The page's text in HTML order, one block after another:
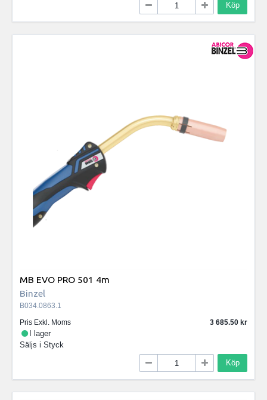
Köp
MB EVO PRO 501 4m
Binzel
B034.0863.1
Pris Exkl. Moms
3 685.50
I lager
Säljs i Styck
Köp